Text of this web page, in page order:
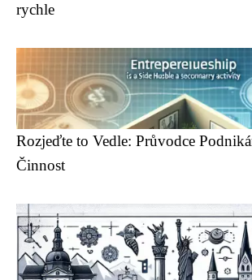
rychle
Rozjeďte to Vedle: Průvodce
Činnost